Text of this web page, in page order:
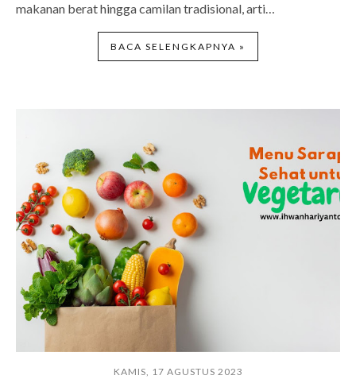
makanan berat hingga camilan tradisional, arti…
BACA SELENGKAPNYA »
KAMIS, 17 AGUSTUS 2023